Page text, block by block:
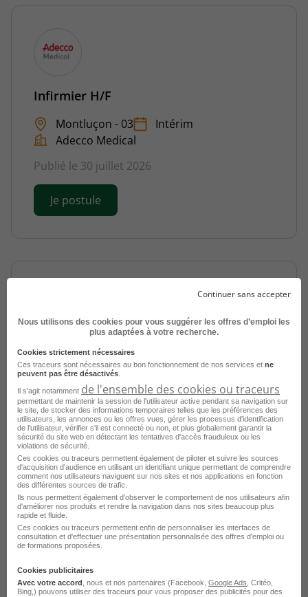
Infirmier H/F
Montluçon - 03
Intérim
Adecco Medical
Publié le 30 juillet 2026
Je postule
Infirmier H/F
Montluçon - 03
Adecco Medical
Publié le 30 juillet 2026
Je postule
Continuer sans accepter
Nous utilisons des cookies pour vous suggérer les offres d’emploi les
plus adaptées à votre recherche.
Cookies strictement nécessaires
Ces traceurs sont nécessaires au bon fonctionnement de nos services et ne
peuvent pas être désactivés
Il s'agit notamment de l'ensemble des cookies ou traceurs
permettant de maintenir la session de l'utilisateur active pendant sa navigation sur
le site, de stocker des informations temporaires telles que les préférences des
utilisateurs, les annonces ou les offres vues, gérer les processus d'identification
de l'utilisateur, vérifier s'il est connecté ou non, et plus globalement garantir la
sécurité du site web en détectant les tentatives d'accès frauduleux ou les
violations de sécurité.
Ces cookies ou traceurs permettent également de piloter et suivre les sources
d'acquisition d'audience en utilisant un identifiant unique permettant de comprendre
comment nos utilisateurs naviguent sur nos sites et nos applications en fonction
des différentes sources de trafic.
Ils nous permettent également d’observer le comportement de nos utilisateurs afin
d'améliorer nos produits et rendre la navigation dans nos sites beaucoup plus
rapide et fluide.
Ces cookies ou traceurs permettent enfin de personnaliser les interfaces de
consultation et d'effectuer une présentation personnalisée des offres d'emploi ou
de formations proposées.
Cookies publicitaires
Avec votre accord , nous et nos partenaires (Facebook, Google Ads , Critéo,
Bing,) pouvons utiliser des traceurs pour vous proposer des publicités pour des